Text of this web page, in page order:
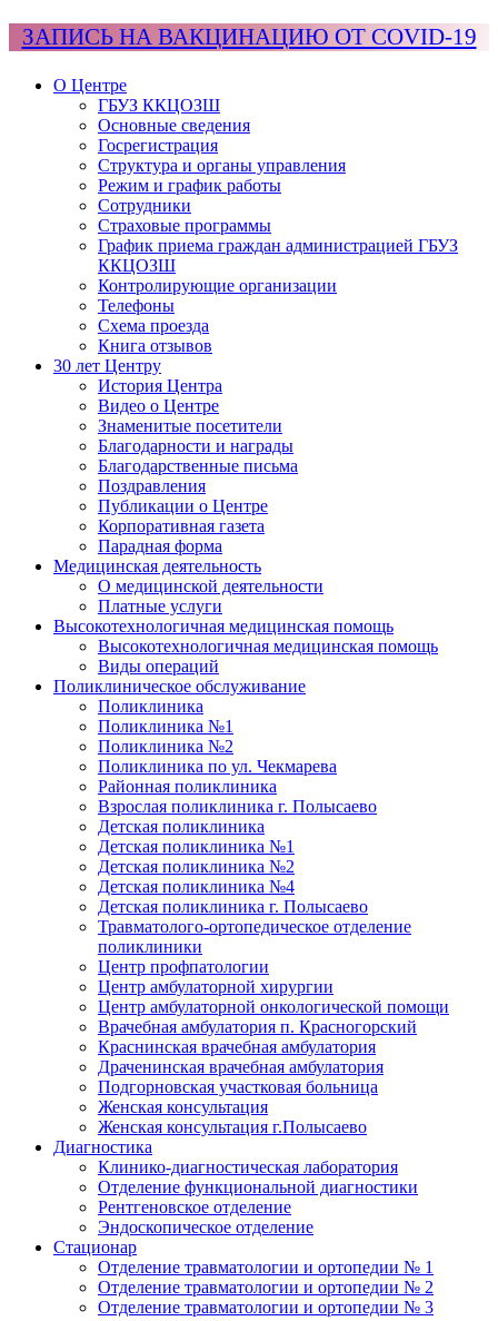
ЗАПИСЬ НА ВАКЦИНАЦИЮ ОТ COVID-19
О Центре
ГБУЗ ККЦОЗШ
Основные сведения
Госрегистрация
Структура и органы управления
Режим и график работы
Сотрудники
Страховые программы
График приема граждан администрацией ГБУЗ
ККЦОЗШ
Контролирующие организации
Телефоны
Схема проезда
Книга отзывов
30 лет Центру
История Центра
Видео о Центре
Знаменитые посетители
Благодарности и награды
Благодарственные письма
Поздравления
Публикации о Центре
Корпоративная газета
Парадная форма
Медицинская деятельность
О медицинской деятельности
Платные услуги
Высокотехнологичная медицинская помощь
Высокотехнологичная медицинская помощь
Виды операций
Поликлиническое обслуживание
Поликлиника
Поликлиника №1
Поликлиника №2
Поликлиника по ул. Чекмарева
Районная поликлиника
Взрослая поликлиника г. Полысаево
Детская поликлиника
Детская поликлиника №1
Детская поликлиника №2
Детская поликлиника №4
Детская поликлиника г. Полысаево
Травматолого-ортопедическое отделение
поликлиники
Центр профпатологии
Центр амбулаторной хирургии
Центр амбулаторной онкологической помощи
Врачебная амбулатория п. Красногорский
Краснинская врачебная амбулатория
Драченинская врачебная амбулатория
Подгорновская участковая больница
Женская консультация
Женская консультация г.Полысаево
Диагностика
Клинико-диагностическая лаборатория
Отделение функциональной диагностики
Рентгеновское отделение
Эндоскопическое отделение
Стационар
Отделение травматологии и ортопедии № 1
Отделение травматологии и ортопедии № 2
Отделение травматологии и ортопедии № 3